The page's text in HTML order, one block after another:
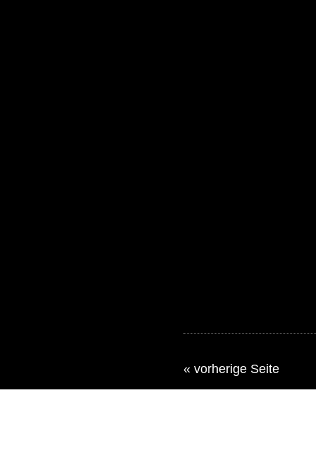
« vorherige Seite